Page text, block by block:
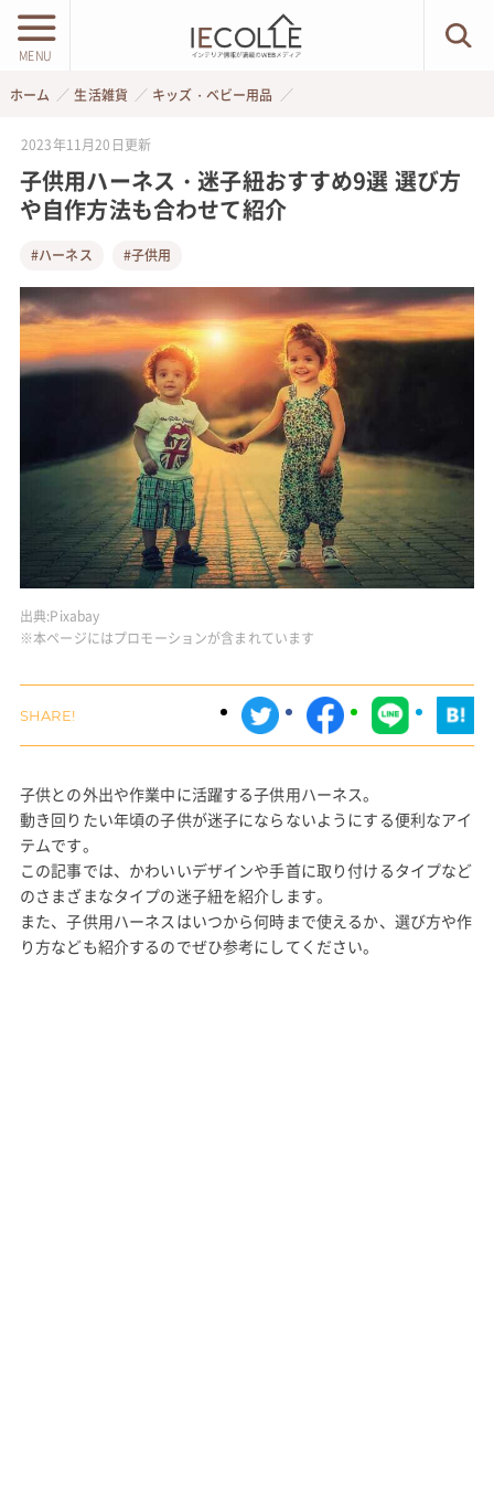
MENU
ホーム 生活雑貨 キッズ・ベビー用品
2023年11月20日更新
子供用ハーネス・迷子紐おすすめ9選 選び方
や自作方法も合わせて紹介
#ハーネス #子供用
出典:Pixabay
※本ページにはプロモーションが含まれています
子供との外出や作業中に活躍する子供用ハーネス。
動き回りたい年頃の子供が迷子にならないようにする便利なアイ
テムです。
この記事では、かわいいデザインや手首に取り付けるタイプなど
のさまざまなタイプの迷子紐を紹介します。
また、子供用ハーネスはいつから何時まで使えるか、選び方や作
り方なども紹介するのでぜひ参考にしてください。